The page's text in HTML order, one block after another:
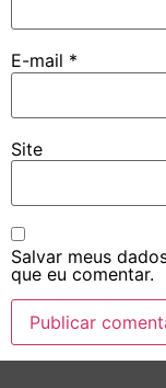
E-mail *
Site
Salvar meus
que eu comentar.